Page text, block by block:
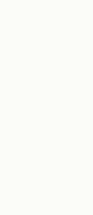
Diese
verpflichtet
Ihre
parking privé,
de la voie
équipée, salle
terrasse (30
famille ou 2
Posez votre
à 400 mètres,